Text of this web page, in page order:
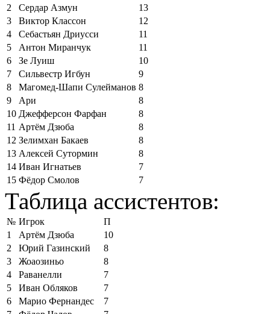
2
Сердар Азмун
13
3
Виктор Классон
12
4
Себастьян Дриусси
11
5
Антон Миранчук
11
6
Зе Луиш
10
7
Сильвестр Игбун
9
8
Магомед-Шапи Сулейманов 8
9
Ари
8
10 Джефферсон Фарфан
8
11 Артём Дзюба
8
12 Зелимхан Бакаев
8
13 Алексей Сутормин
8
14 Иван Игнатьев
7
15 Фёдор Смолов 7
Таблица ассистентов:
№ Игрок
П
1
Артём Дзюба
10
2
Юрий Газинский
8
3
Жоаозиньо
8
4
Раванелли
7
5
Иван Обляков
7
6
Марио Фернандес
7